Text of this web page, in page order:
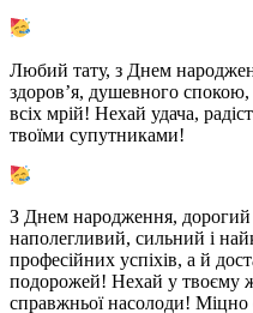
Любий тату, з Днем
здоров’я, душевного
всіх мрій! Нехай удача,
твоїми супутниками!
З Днем народження,
наполегливий, сильний і
професійних успіхів, а й
подорожей! Нехай у твоєму
справжньої насолоди!